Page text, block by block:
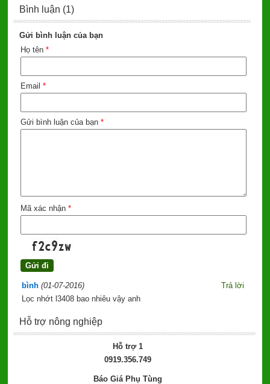
Bình luận (1)
Gửi bình luận của bạn
Họ tên *
Email *
Gửi bình luận của bạn *
Mã xác nhận *
bình (01-07-2016)
Trả lời
Lọc nhớt l3408 bao nhiêu vậy anh
Hỗ trợ nông nghiệp
Hỗ trợ 1
0919.356.749
Báo Giá Phụ Tùng